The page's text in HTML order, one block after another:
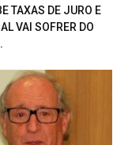
TAXAS DE JURO E
VAI SOFRER DO